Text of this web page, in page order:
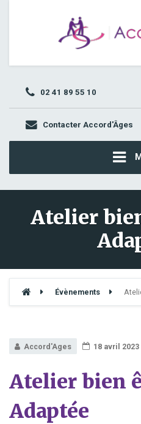
02 41 89 55 10
Contacter Accord'Âges
Atelier
Évènements
Accord'Ages 18 avril 2023
Atelier bien
Adaptée